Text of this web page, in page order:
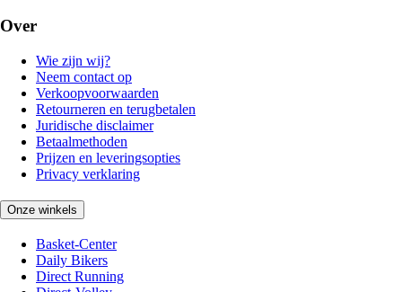
Over
Wie zijn wij?
Neem contact op
Verkoopvoorwaarden
Retourneren en terugbetalen
Juridische disclaimer
Betaalmethoden
Prijzen en leveringsopties
Privacy verklaring
Onze winkels
Basket-Center
Daily Bikers
Direct Running